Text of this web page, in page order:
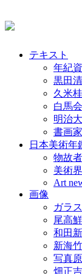
テキスト
年紀
黒田
久米
白馬
明治
書画
日本美術年
物故
美術
Art
画像
ガラ
尾高
和田
新海
写真
畑正